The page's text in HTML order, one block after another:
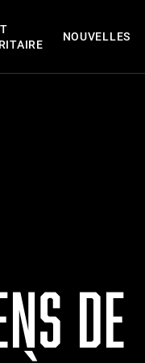
NOUVELLES
DE